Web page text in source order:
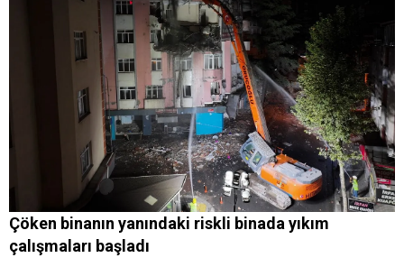
Çöken binanın yanındaki riskli binada yıkım
çalışmaları başladı